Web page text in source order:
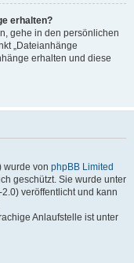
erhalten?
gehe in den persönlichen
„Dateianhänge
erhalten und diese
wurde von phpBB Limited
geschützt. Sie wurde unter
veröffentlicht und kann
Anlaufstelle ist unter